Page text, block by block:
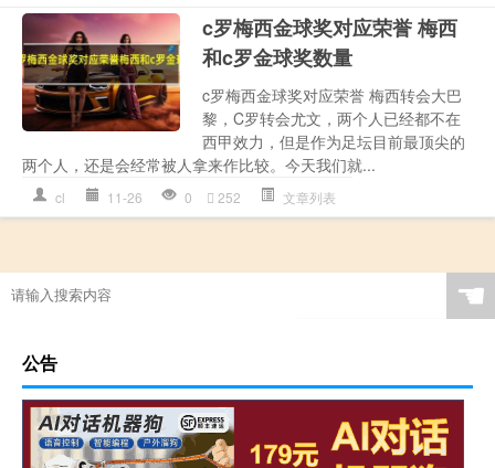
c罗梅西金球奖对应荣誉 梅西
和c罗金球奖数量
c罗梅西金球奖对应荣誉 梅西转会大巴
黎，C罗转会尤文，两个人已经都不在
西甲效力，但是作为足坛目前最顶尖的
两个人，还是会经常被人拿来作比较。今天我们就...
cl 11-26 0 252 文章列表
☚
公告